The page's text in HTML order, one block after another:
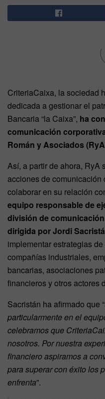
CriteriaCaixa, la sociedad
dedicada a gestionar el
Bancaria “la Caixa”, ha
comunicación
Román y Asociados
Así, a partir de ahora, RyA
acciones de comunicación
colaborar en su relación
equipo responsable de
división de
dirigida por Jordi
implementar estrategias
compañías industriales,
bancarias, asociaciones
financieros y otros actores
Sacristán ha afirmado que “
particularmente en el
celebramos que
nosotros. Por nuestra
financiero aspiramos a
para superar con éxito los
enfrenta”.